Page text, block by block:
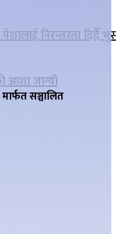
निरन्तरता दिदैँ
आशा जाग्यो
मार्फत सञ्चालित